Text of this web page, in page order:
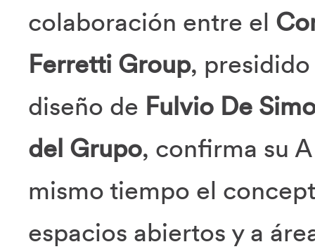
colaboración entre el
Ferretti Group,
diseño de Fulvio De
del Grupo, confirma su
mismo tiempo el
espacios abiertos y a